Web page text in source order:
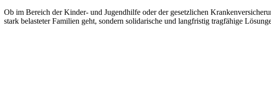
Ob im Bereich der Kinder- und Jugendhilfe oder der gesetzlichen
stark belasteter Familien geht, sondern solidarische und langfristig tragfähige